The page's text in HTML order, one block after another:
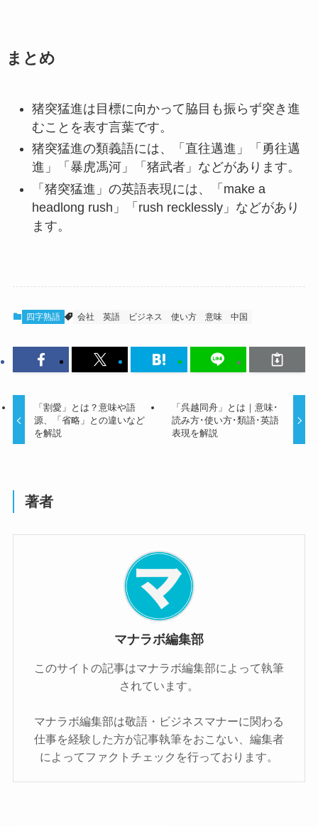
まとめ
猪突猛進は目標に向かって脇目も振らず突き進
むことを表す言葉です。
猪突猛進の類義語には、「直往邁進」「勇往邁
進」「暴虎馮河」「猪武者」などがあります。
「猪突猛進」の英語表現には、「make a
headlong rush」「rush recklessly」などがあり
ます。
四字熟語 会社 英語 ビジネス 使い方 意味 中国
「割愛」とは？意味や語
源、「省略」との違いなど
を解説
「呉越同舟」とは｜意味･
読み方･使い方･類語･英語
表現を解説
著者
マナラボ編集部
このサイトの記事はマナラボ編集部によって執筆
されています。
マナラボ編集部は敬語・ビジネスマナーに関わる
仕事を経験した方が記事執筆をおこない、編集者
によってファクトチェックを行っております。